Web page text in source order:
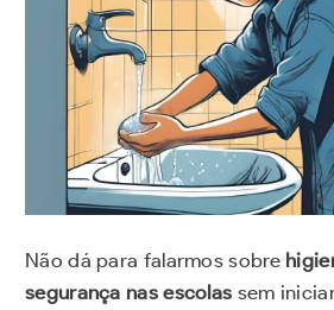
Não dá para falarmos sobre
segurança nas escolas sem